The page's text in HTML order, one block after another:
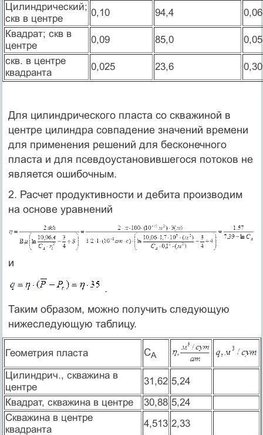
Цилиндрический;
cкв в центре
0,10 94,4
0,06
Квадрат; cкв в
центре
0,09 85,0
0,05
cкв. в центре
квадранта
0,025 23,6 0,30
Для цилиндрического пласта со скважиной в
центре цилиндра совпадение значений времени
для применения решений для бесконечного
пласта и для псевдоустановившегося потоков не
является ошибочным.
2. Расчет продуктивности и дебита производим
на основе уравнений
и
.
Таким образом, можно получить следующую
нижеследующую таблицу.
Геометрия пласта СА
Цилиндрич., скважина в
центре
31,62 5,24
Квадрат, скважина в центре
30,88 5,24
Скважина в центре
квадранта
4,513 2,33